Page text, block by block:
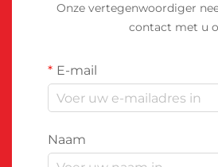
Onze vertegenwoordiger
contact met u
E-mail
Naam